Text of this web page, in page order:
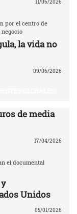
11/06/2026
por el centro de
la vida no
09/06/2026
de media
17/04/2026
el documental
Unidos
05/01/2026